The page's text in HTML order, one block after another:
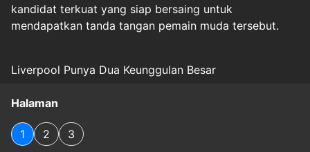
kandidat terkuat yang siap bersaing untuk
mendapatkan tanda tangan pemain muda tersebut.
Liverpool Punya Dua Keunggulan Besar
Halaman
1 2 3